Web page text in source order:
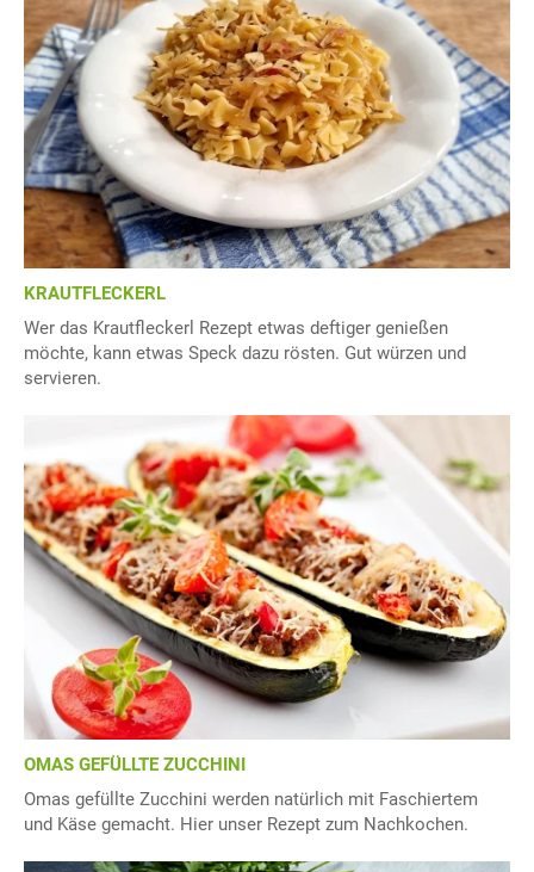
KRAUTFLECKERL
Wer das Krautfleckerl Rezept etwas deftiger genießen
möchte, kann etwas Speck dazu rösten. Gut würzen und
servieren.
OMAS GEFÜLLTE ZUCCHINI
Omas gefüllte Zucchini werden natürlich mit Faschiertem
und Käse gemacht. Hier unser Rezept zum Nachkochen.